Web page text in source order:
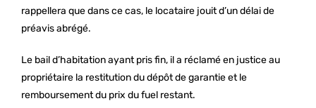
rappellera que dans ce cas, le locataire jouit d’un délai de
préavis abrégé.
Le bail d’habitation ayant pris fin, il a réclamé en justice au
propriétaire la restitution du dépôt de garantie et le
remboursement du prix du fuel restant.